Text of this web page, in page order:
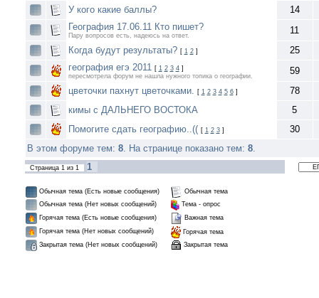
У кого какие баллы?
14
География 17.06.11 Кто пишет?
Пару вопросов есть, надеюсь на ответ.
11
Когда будут результаты? [ 1 2]
25
география егэ 2011 [ 1 2 3 4]
пересмотрела форум не нашла нужного топика о географии.
59
цветочки пахнут цветочками. [ 1 2 3 4 5 6]
78
кимы с ДАЛЬНЕГО ВОСТОКА
5
Помогите сдать географию..(( [ 1 2 3]
30
В этом форуме тем: 8. На странице показано тем: 8.
Страница 1из 1 1
Обычная тема (Есть новые сообщения)
Обычная тема
Обычная тема (Нет новых сообщений)
Тема - опрос
Горячая тема (Есть новые сообщения)
Важная тема
Горячая тема (Нет новых сообщений)
Горячая тема
Закрытая тема (Нет новых сообщений)
Закрытая тема